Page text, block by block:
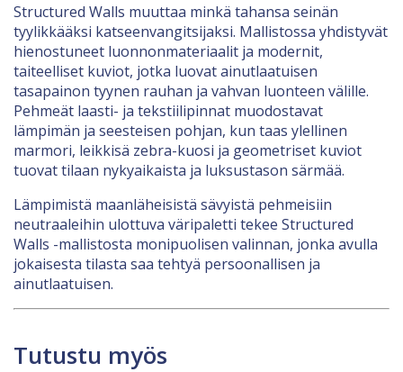
Structured Walls muuttaa minkä tahansa seinän
tyylikkääksi katseenvangitsijaksi. Mallistossa yhdistyvät
hienostuneet luonnonmateriaalit ja modernit,
taiteelliset kuviot, jotka luovat ainutlaatuisen
tasapainon tyynen rauhan ja vahvan luonteen välille.
Pehmeät laasti- ja tekstiilipinnat muodostavat
lämpimän ja seesteisen pohjan, kun taas ylellinen
marmori, leikkisä zebra-kuosi ja geometriset kuviot
tuovat tilaan nykyaikaista ja luksustason särmää.
Lämpimistä maanläheisistä sävyistä pehmeisiin
neutraaleihin ulottuva väripaletti tekee Structured
Walls -mallistosta monipuolisen valinnan, jonka avulla
jokaisesta tilasta saa tehtyä persoonallisen ja
ainutlaatuisen.
Tutustu myös